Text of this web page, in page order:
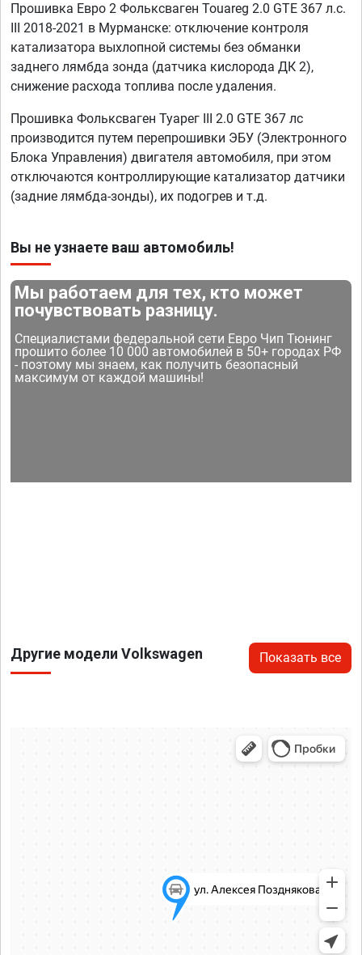
Прошивка Евро 2 Фольксваген Touareg 2.0 GTE 367 л.с.
III 2018-2021 в Мурманске: отключение контроля
катализатора выхлопной системы без обманки
заднего лямбда зонда (датчика кислорода ДК 2),
снижение расхода топлива после удаления.
Прошивка Фольксваген Туарег III 2.0 GTE 367 лс
производится путем перепрошивки ЭБУ (Электронного
Блока Управления) двигателя автомобиля, при этом
отключаются контроллирующие катализатор датчики
(задние лямбда-зонды), их подогрев и т.д.
Вы не узнаете ваш автомобиль!
Мы работаем для тех, кто может
почувствовать разницу.
Специалистами федеральной сети Евро Чип Тюнинг
прошито более 10 000 автомобилей в 50+ городах РФ
- поэтому мы знаем, как получить безопасный
максимум от каждой машины!
Другие модели Volkswagen Показать все